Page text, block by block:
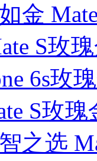
金
S玫
6s玫
S玫
之选